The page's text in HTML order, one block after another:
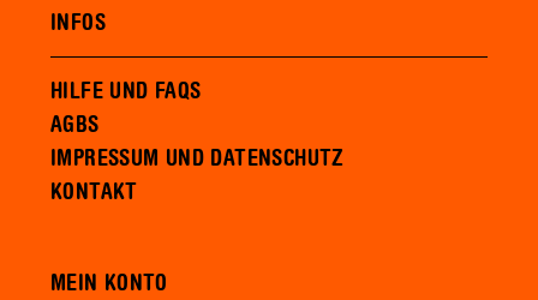
INFOS
HILFE UND FAQS
AGBS
IMPRESSUM UND DATENSCHUTZ
KONTAKT
MEIN KONTO